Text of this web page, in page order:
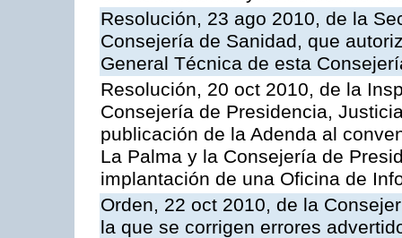
Resolución, 23 ago 2010, de la
Consejería de Sanidad, que
General Técnica de esta
Resolución, 20 oct 2010, de la
Consejería de Presidencia,
publicación de la Adenda al
La Palma y la Consejería de
implantación de una Oficina de
Orden, 22 oct 2010, de la
la que se corrigen errores